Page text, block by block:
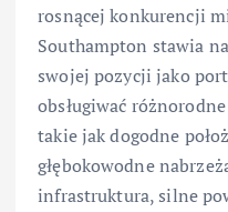
rosnącej konkurencji
Southampton stawia
swojej pozycji jako
obsługiwać
takie jak dogodne
głębokowodne
infrastruktura, silne